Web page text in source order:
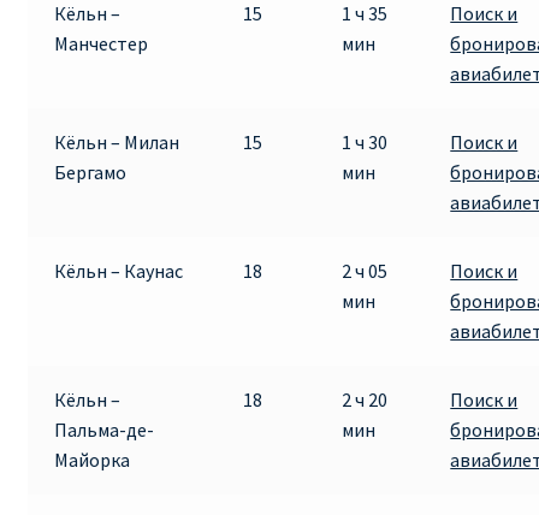
Кёльн –
Манчестер
15
1 ч 35
мин
Поиск и
Кёльн – Милан
Бергамо
15
1 ч 30
мин
Поиск и
Кёльн – Каунас 18
2 ч 05
мин
Поиск и
Кёльн –
Пальма-де-
Майорка
18
2 ч 20
мин
Поиск и